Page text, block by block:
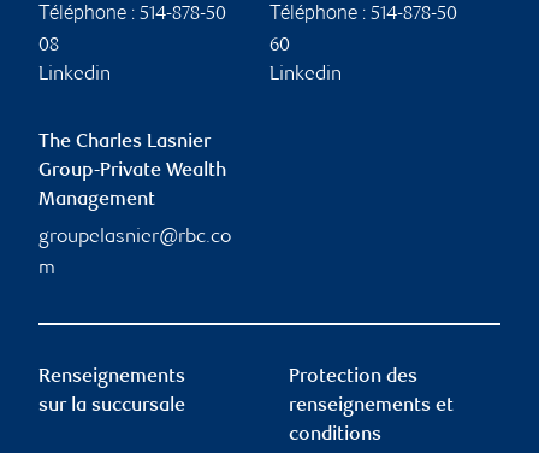
Téléphone : 514-878-50
08
Linkedin
Téléphone : 514-878-50
60
Linkedin
The Charles Lasnier
Group-Private Wealth
Management
groupelasnier@rbc.co
m
Renseignements
sur la succursale
Protection des
renseignements et
conditions